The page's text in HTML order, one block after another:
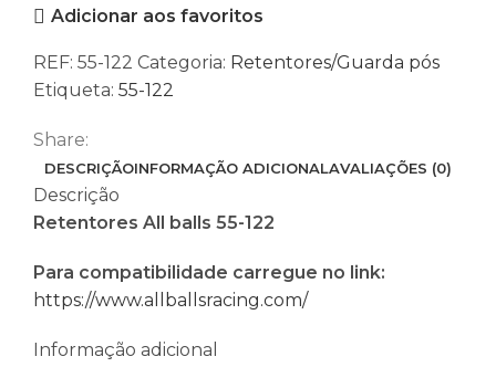
55-Adicionar aos favoritos
REF: 55-122 Categoria: Retentores/Guarda pós
Etiqueta: 55-122
Share:
DESCRIÇÃOINFORMAÇÃO ADICIONALAVALIAÇÕES (0)
Descrição
Retentores All balls 55-122
Para compatibilidade carregue no link:
https://www.allballsracing.com/
Informação adicional